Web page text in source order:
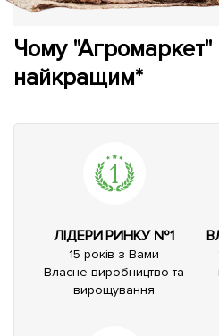
Чому
найкращим*
ЛІДЕРИ РИНКУ №1
15 років з Вами
Власне виробництво та
вирощування